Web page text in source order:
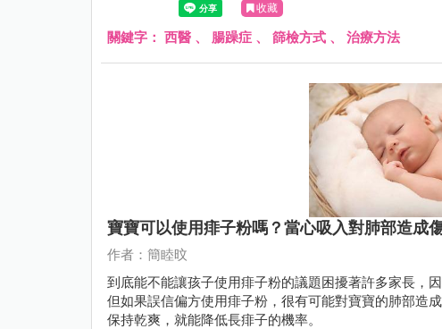
收藏
關鍵字： 西醫 、 腸躁症 、 篩檢方式 、 治療方法
寶寶可以使用痱子粉嗎？當心吸入對肺部造成
作者：簡睦旼
到底能不能讓孩子使用痱子粉的議題困擾著許多家長，
但如果誤信偏方使用痱子粉，很有可能對寶寶的肺部造
保持乾爽，就能降低長痱子的機率。